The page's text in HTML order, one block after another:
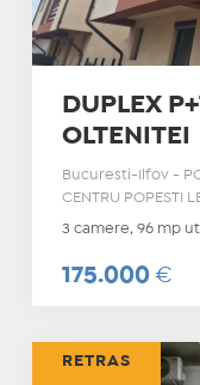
DUPLEX
OLTENITEI
Bucuresti-Ilfov -
CENTRU POPESTI
3 camere, 96 mp
175.000 €
RETRAS